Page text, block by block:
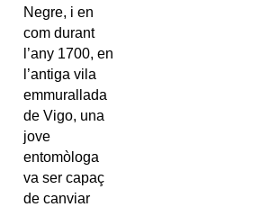
Negre, i en
com durant
l’any 1700, en
l’antiga vila
emmurallada
de Vigo, una
jove
entomòloga
va ser capaç
de canviar